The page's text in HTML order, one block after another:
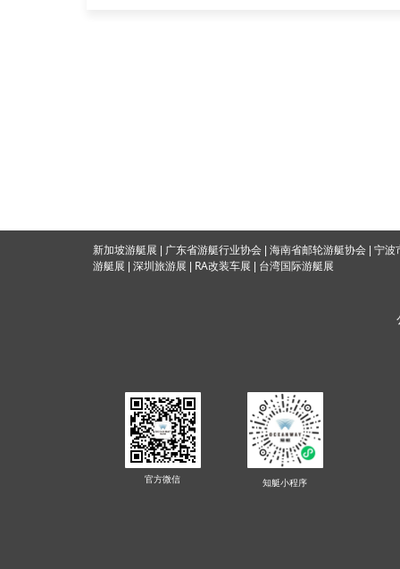
官方微信
新加坡游艇展 广东省游艇行业协会 海南省邮轮游艇协会
宁波
游艇展
深圳旅游展 RA改装车展 台湾国际游艇展
知艇小程序